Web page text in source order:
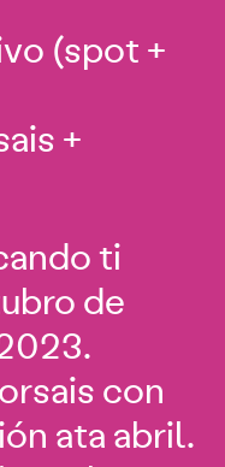
(spot +
+
ti
de
con
ata abril.